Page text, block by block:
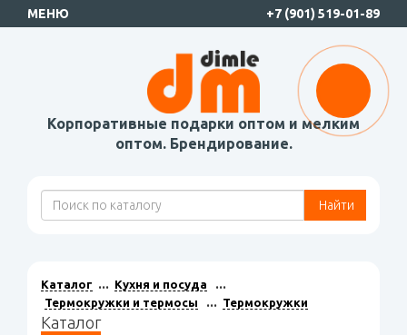
МЕНЮ +7 (901) 519-01-89
Корпоративные подарки оптом и мелким
оптом. Брендирование.
Найти
Каталог
Кухня и посуда
Термокружки и термосы
Термокружки
Каталог